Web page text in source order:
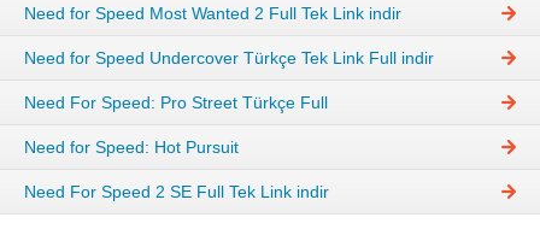
Need for Speed Most Wanted 2 Full Tek Link indir
Need for Speed Undercover Türkçe Tek Link Full indir
Need For Speed: Pro Street Türkçe Full
Need for Speed: Hot Pursuit
Need For Speed 2 SE Full Tek Link indir